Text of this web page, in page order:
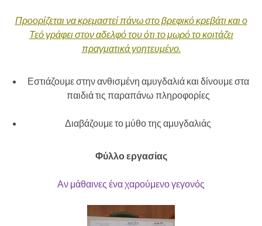
Προορίζεται να κρεμαστεί πάνω στο βρεφικό κρεβάτι και ο
Τεό γράφει στον αδελφό του ότι το μωρό το κοιτάζει
πραγματικά γοητευμένο.
Εστιάζουμε στην ανθισμένη αμυγδαλιά και δίνουμε στα
παιδιά τις παραπάνω πληροφορίες
Διαβάζουμε το μύθο της αμυγδαλιάς
Φύλλο εργασίας
Αν μάθαινες ένα χαρούμενο γεγονός